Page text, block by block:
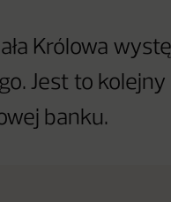
Królowa
Jest to
banku.